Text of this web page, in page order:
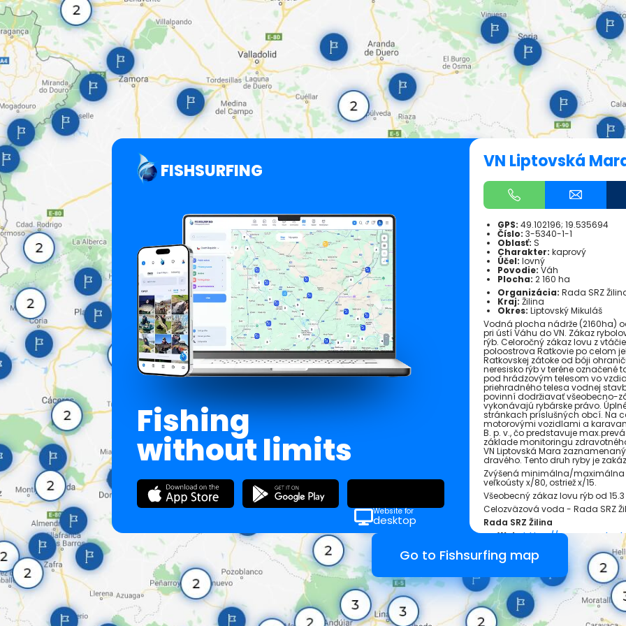
FISHSURFING
Fishing
without limits
Website for
desktop
VN Liptovská
GPS: 49.102196; 19.535694
Číslo: 3-5340-1-1
Oblasť: S
Charakter: kaprový
Účel: lovný
Povodie: Váh
Plocha: 2 160 ha
Organizácia: Rada SRZ
Kraj: Žilina
Okres: Liptovský Mikuláš
Vodná plocha nádrže (2160ha)
pri ústí Váhu do VN. Zákaz
rýb. Celoročný zákaz lovu z
poloostrova Ratkovie po celom
Ratkovskej zátoke od bóji
neresisko rýb v teréne
pod hrádzovým telesom vo
priehradného telesa vodnej
povinní dodržiavať všeobecno-
vykonávajú rybárske právo.
stránkach príslušných obcí. Na
motorovými vozidlami a
B. p. v., čo predstavuje
základe monitoringu
VN Liptovská Mara
dravého. Tento druh ryby je
Zvýšená minimálna/maximálna
veľkoústy x/80, ostriež x/15.
Všeobecný zákaz lovu rýb od 15.3
Celozväzová voda - Rada SRZ
Rada SRZ Žilina
Web:https://
hospodarov-na-reviroch-
Predaj povolení / Povolenia
https://www.srzrada.sk/
+421 41 507 36 19
Nearby places:
Go to Fishsurfing map